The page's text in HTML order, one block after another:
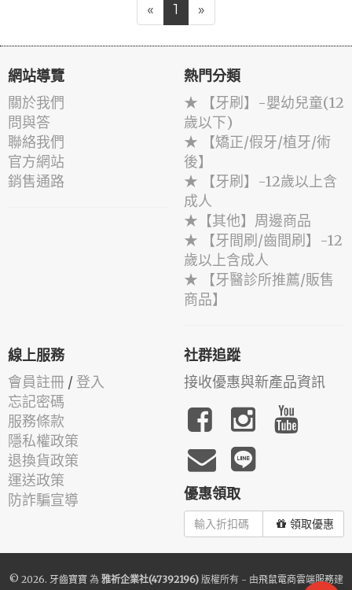
« 1 »
網站導覽
關於我們
問與答
聯絡我們
官方網站
銷售通路
熱門分類
★ 【牙刷】-嬰幼兒童(12
歲以下)
★ 【矯正/假牙/植牙/術
後】
★ 【牙刷】-12歲以上含
成人
★【其他】周邊商品
★ 【牙間刷/齒間刷】-12
歲以上含成人
★ 【牙醫診所推薦/販售
商品】
線上服務
會員註冊 / 登入
忘記密碼
服務條款
隱私權政策
退換貨政策
運送政策
防詐騙宣導
社群追蹤
接收優惠與新產品資訊
優惠領取
領取優惠
© 2026. 牙齒寶寶 為 雅祈企業社(47392196)版權所有 - 由飛鼠電商雲端服務建